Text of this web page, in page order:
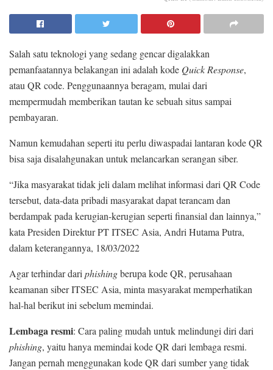
Salah satu teknologi yang sedang gencar digalakkan
pemanfaatannya belakangan ini adalah kode Quick Response,
atau QR code. Penggunaannya beragam, mulai dari
mempermudah memberikan tautan ke sebuah situs sampai
pembayaran.
Namun kemudahan seperti itu perlu diwaspadai lantaran kode QR
bisa saja disalahgunakan untuk melancarkan serangan siber.
“Jika masyarakat tidak jeli dalam melihat informasi dari QR Code
tersebut, data-data pribadi masyarakat dapat terancam dan
berdampak pada kerugian-kerugian seperti finansial dan lainnya,”
kata Presiden Direktur PT ITSEC Asia, Andri Hutama Putra,
dalam keterangannya, 18/03/2022
Agar terhindar dariphishingberupa kode QR, perusahaan
keamanan siber ITSEC Asia, minta masyarakat memperhatikan
hal-hal berikut ini sebelum memindai.
Lembaga resmi: Cara paling mudah untuk melindungi diri dari
phishing, yaitu hanya memindai kode QR dari lembaga resmi.
Jangan pernah menggunakan kode QR dari sumber yang tidak